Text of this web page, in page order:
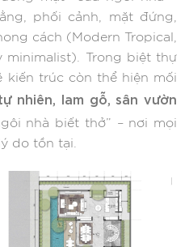
phối cảnh, mặt đứng,
cách (Modern Tropical,
minimalist). Trong biệt thự
kiến trúc còn thể hiện mối
nhiên, lam gỗ, sân vườn
nhà biết thở” – nơi mọi
do tồn tại.